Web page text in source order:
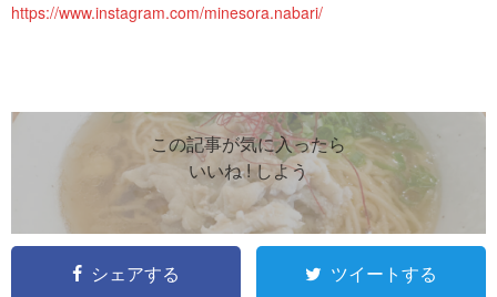
https://www.instagram.com/minesora.nabari/
この記事が気に入ったら
いいね ! しよう
シェアする ツイートする